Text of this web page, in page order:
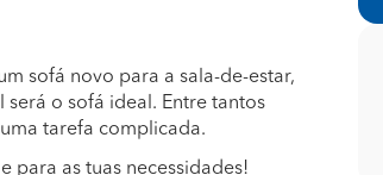
Climatização e ar
Preço Construção de edifício
casa de banho
sofá novo para a sala-de-estar,
o sofá ideal. Entre tantos
tarefa complicada.
para as tuas necessidades!